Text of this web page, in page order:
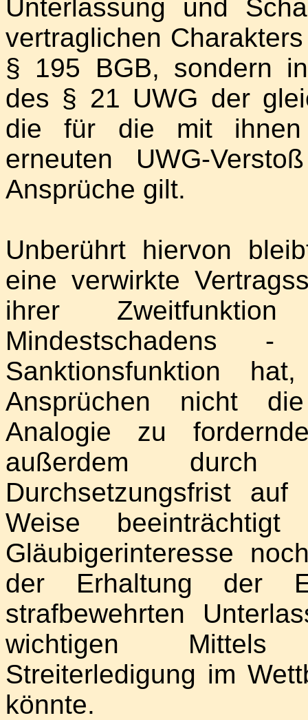
Unterlassung und
vertraglichen
§ 195 BGB, sondern
des § 21 UWG der
die für die mit ihnen
erneuten UWG-
Ansprüche gilt.
Unberührt hiervon
eine verwirkte
ihrer
Sanktionsfunktion
Ansprüchen nicht
Analogie zu
außerdem
Durchsetzungsfrist
Weise
Gläubigerinteresse
der Erhaltung der
strafbewehrten
wichtigen Mittels
Streiterledigung im
könnte.